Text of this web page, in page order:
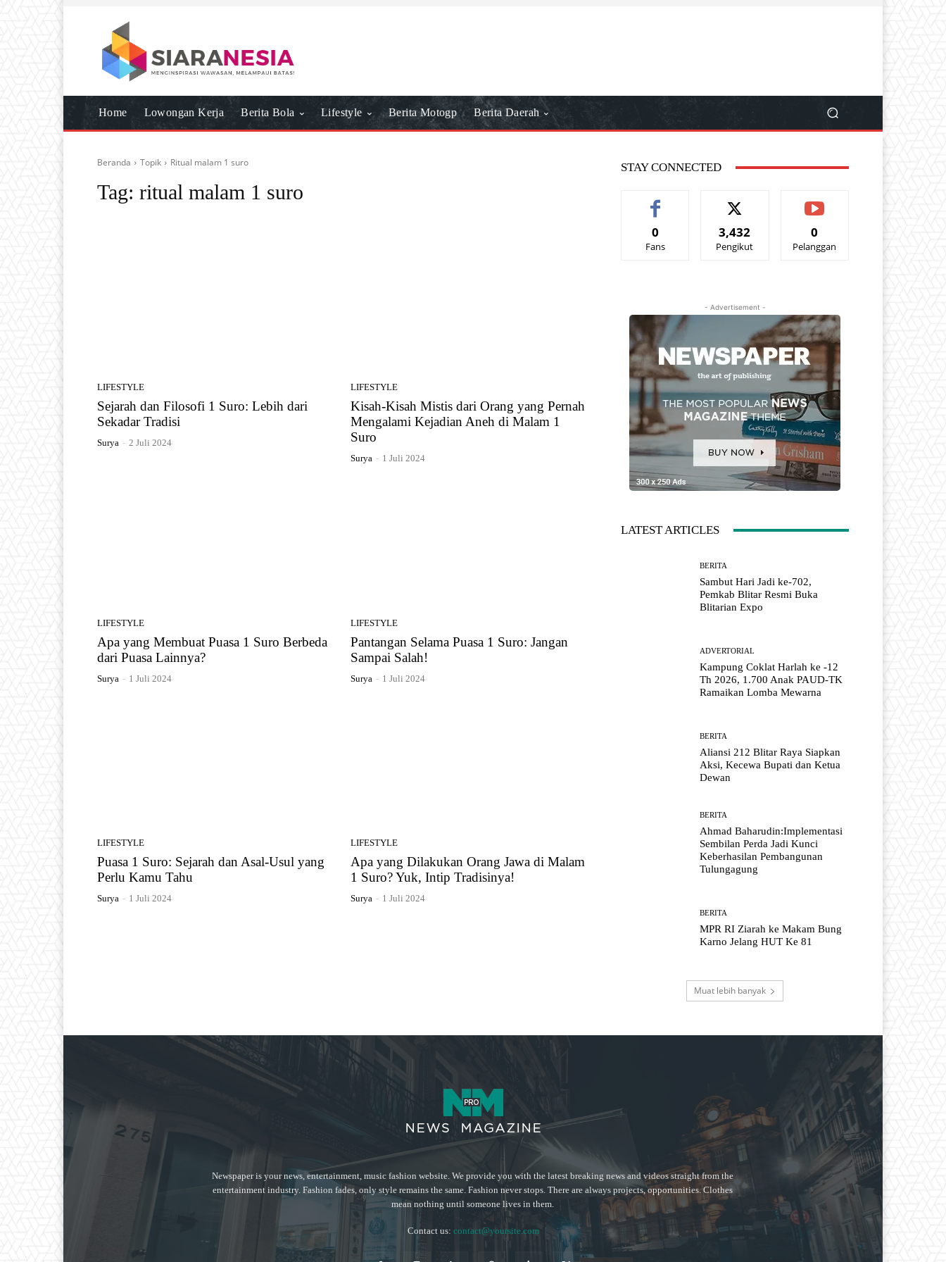
Home Lowongan Kerja Berita Bola Lifestyle Berita Motogp Berita Daerah
Beranda Topik Ritual malam 1 suro
Tag: ritual malam 1 suro
LIFESTYLE
Sejarah dan Filosofi 1 Suro: Lebih dari
Sekadar Tradisi
Surya - 2 Juli 2024
LIFESTYLE
Kisah-Kisah Mistis dari Orang yang Pernah
Mengalami Kejadian Aneh di Malam 1
Suro
Surya - 1 Juli 2024
LIFESTYLE
Apa yang Membuat Puasa 1 Suro Berbeda
dari Puasa Lainnya?
Surya - 1 Juli 2024
LIFESTYLE
Pantangan Selama Puasa 1 Suro: Jangan
Sampai Salah!
Surya - 1 Juli 2024
LIFESTYLE
Puasa 1 Suro: Sejarah dan Asal-Usul yang
Perlu Kamu Tahu
Surya - 1 Juli 2024
LIFESTYLE
Apa yang Dilakukan Orang Jawa di Malam
1 Suro? Yuk, Intip Tradisinya!
Surya - 1 Juli 2024
STAY CONNECTED
0
Fans
3,432
Pengikut
0
Pelanggan
- Advertisement -
LATEST ARTICLES
BERITA
Sambut Hari Jadi ke-702,
Pemkab Blitar Resmi Buka
Blitarian Expo
ADVERTORIAL
Kampung Coklat Harlah ke -12
Th 2026, 1.700 Anak PAUD-TK
Ramaikan Lomba Mewarna
BERITA
Aliansi 212 Blitar Raya Siapkan
Aksi, Kecewa Bupati dan Ketua
Dewan
BERITA
Ahmad Baharudin:Implementasi
Sembilan Perda Jadi Kunci
Keberhasilan Pembangunan
Tulungagung
BERITA
MPR RI Ziarah ke Makam Bung
Karno Jelang HUT Ke 81
Muat lebih banyak
Newspaper is your news, entertainment, music fashion website. We provide you with the latest breaking news and videos straight from the
entertainment industry. Fashion fades, only style remains the same. Fashion never stops. There are always projects, opportunities. Clothes
mean nothing until someone lives in them.
Contact us: contact@yoursite.com